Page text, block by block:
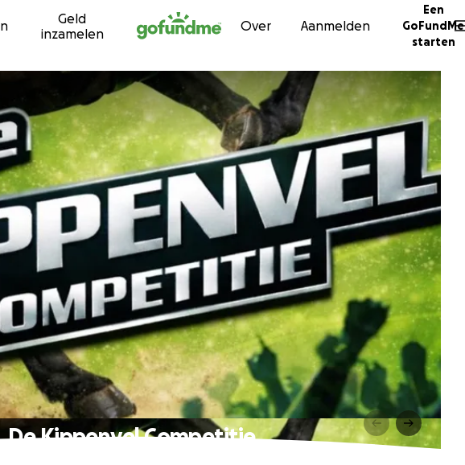
Ga naar inhoud
Geld
inzamelen
Over Aanmelden
Een
GoFundMe
starten
De Kippenvel Competitie